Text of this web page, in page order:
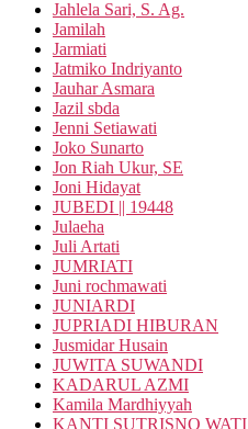
Jahlela Sari, S. Ag.
Jamilah
Jarmiati
Jatmiko Indriyanto
Jauhar Asmara
Jazil sbda
Jenni Setiawati
Joko Sunarto
Jon Riah Ukur, SE
Joni Hidayat
JUBEDI || 19448
Julaeha
Juli Artati
JUMRIATI
Juni rochmawati
JUNIARDI
JUPRIADI HIBURAN
Jusmidar Husain
JUWITA SUWANDI
KADARUL AZMI
Kamila Mardhiyyah
KANTI SUTRISNO WATI